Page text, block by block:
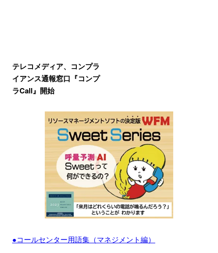
テレコメディア、コンプラ
イアンス通報窓口『コンプ
ラCall』開始
●コールセンター用語集（マネジメント編）